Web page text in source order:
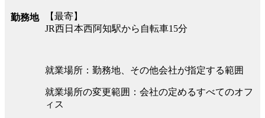
勤務地
【最寄】
JR西日本西阿知駅から自転車15分
就業場所：勤務地、その他会社が指定する範囲
就業場所の変更範囲：会社の定めるすべてのオフ
ィス